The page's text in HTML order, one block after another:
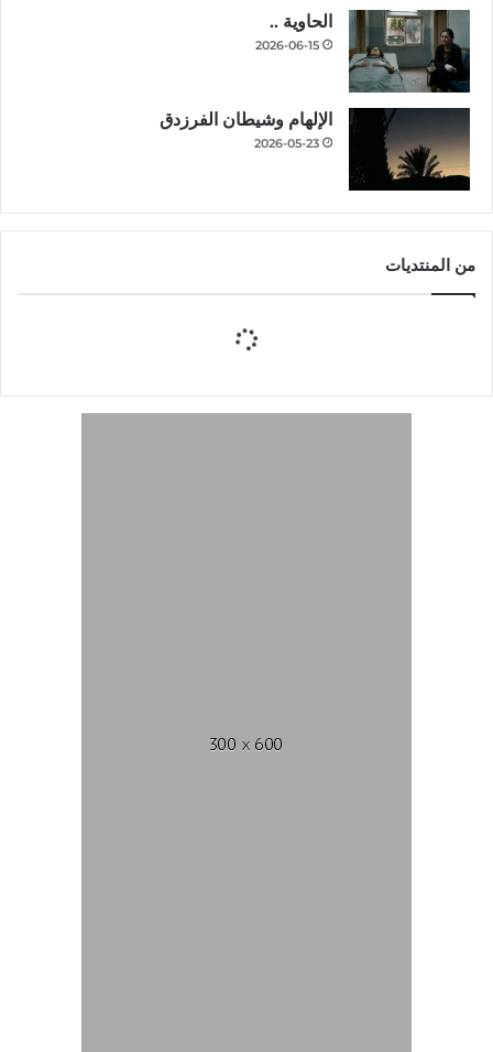
الحاوية ..
2026-06-15
الإلهام وشيطان الفرزدق
2026-05-23
من المنتديات